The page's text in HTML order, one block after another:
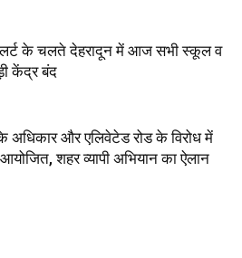
के चलते देहरादून में आज सभी स्कूल व
केंद्र बंद
अधिकार और एलिवेटेड रोड के विरोध में
शहर व्यापी अभियान का ऐलान